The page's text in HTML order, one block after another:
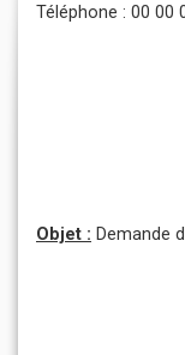
Téléphone : 00 00
Objet : Demande